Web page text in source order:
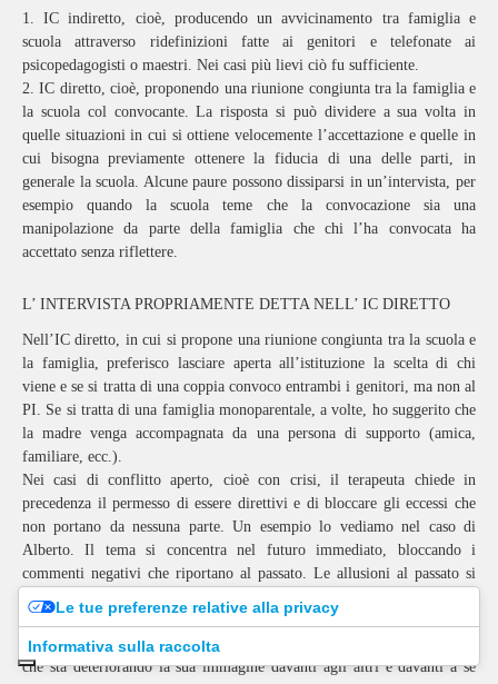
1. IC indiretto, cioè, producendo un avvicinamento tra famiglia e
scuola attraverso ridefinizioni fatte ai genitori e telefonate ai
psicopedagogisti o maestri. Nei casi più lievi ciò fu sufficiente.
2. IC diretto, cioè, proponendo una riunione congiunta tra la famiglia e
la scuola col convocante. La risposta si può dividere a sua volta in
quelle situazioni in cui si ottiene velocemente l’accettazione e quelle in
cui bisogna previamente ottenere la fiducia di una delle parti, in
generale la scuola. Alcune paure possono dissiparsi in un’intervista, per
esempio quando la scuola teme che la convocazione sia una
manipolazione da parte della famiglia che chi l’ha convocata ha
accettato senza riflettere.
L’ INTERVISTA PROPRIAMENTE DETTA NELL’ IC DIRETTO
Nell’IC diretto, in cui si propone una riunione congiunta tra la scuola e
la famiglia, preferisco lasciare aperta all’istituzione la scelta di chi
viene e se si tratta di una coppia convoco entrambi i genitori, ma non al
PI. Se si tratta di una famiglia monoparentale, a volte, ho suggerito che
la madre venga accompagnata da una persona di supporto (amica,
familiare, ecc.).
Nei casi di conflitto aperto, cioè con crisi, il terapeuta chiede in
precedenza il permesso di essere direttivi e di bloccare gli eccessi che
non portano da nessuna parte. Un esempio lo vediamo nel caso di
Alberto. Il tema si concentra nel futuro immediato, bloccando i
commenti negativi che riportano al passato. Le allusioni al passato si
ammettono solo se presumono una base per la collaborazione.
Stabilitosi un clima di rispetto, si propone un’alleanza tra le parti per
eliminare il peso negativo che la condotta perturbatrice ha sul ragazzo
che sta deteriorando la sua immagine davanti agli altri e davanti a se
Le tue preferenze relative alla privacy
Informativa sulla raccolta